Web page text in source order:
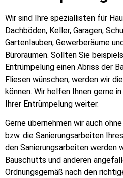
Wir sind Ihre speziallisten für
Dachböden, Keller, Garagen,
Gartenlauben, Gewerberäume
Büroräumen. Sollten Sie
Entrümpelung einen Abriss der
Fliesen wünschen, werden wir
können. Wir helfen Ihnen gerne
Ihrer Entrümpelung weiter.
Gerne übernehmen wir auch
bzw. die Sanierungsarbeiten
den Sanierungsarbeiten werden
Bauschutts und anderen
Ordnungsgemäß nach den